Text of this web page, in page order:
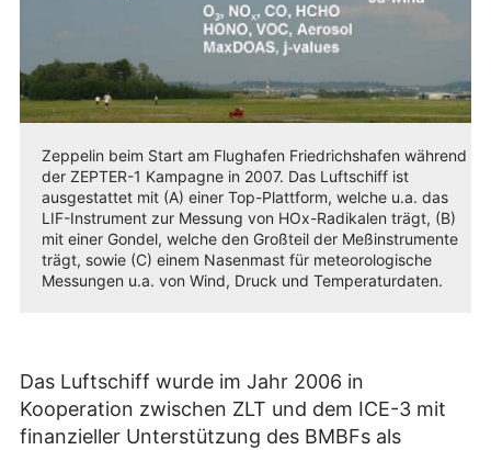
Zeppelin beim Start am Flughafen Friedrichshafen während
der ZEPTER-1 Kampagne in 2007. Das Luftschiff ist
ausgestattet mit (A) einer Top-Plattform, welche u.a. das
LIF-Instrument zur Messung von HOx-Radikalen trägt, (B)
mit einer Gondel, welche den Großteil der Meßinstrumente
trägt, sowie (C) einem Nasenmast für meteorologische
Messungen u.a. von Wind, Druck und Temperaturdaten.
Das Luftschiff wurde im Jahr 2006 in
Kooperation zwischen ZLT und dem ICE-3 mit
finanzieller Unterstützung des BMBFs als